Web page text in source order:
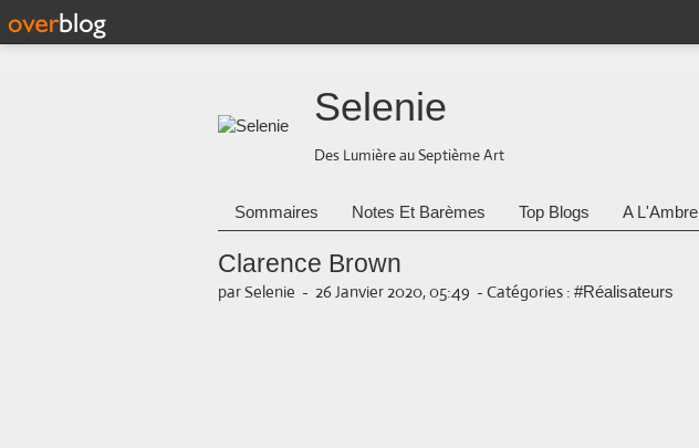
Selenie
Des Lumière au Septième Art
Sommaires Notes Et Barèmes Top Blogs A
Clarence Brown
par Selenie - 26 Janvier 2020, 05:49 - Catégories : #Réalisateurs